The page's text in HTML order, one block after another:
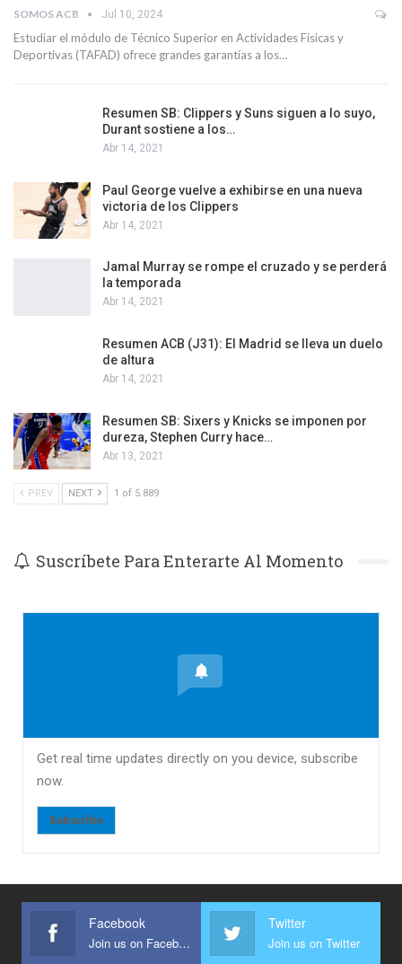
SOMOS ACB Jul 10, 2024
Estudiar el módulo de Técnico Superior en Actividades Físicas y
Deportivas (TAFAD) ofrece grandes garantías a los…
Resumen SB: Clippers y Suns siguen a lo suyo,
Durant sostiene a los…
Abr 14, 2021
Paul George vuelve a exhibirse en una nueva
victoria de los Clippers
Abr 14, 2021
Jamal Murray se rompe el cruzado y se perderá
la temporada
Abr 14, 2021
Resumen ACB (J31): El Madrid se lleva un duelo
de altura
Abr 14, 2021
Resumen SB: Sixers y Knicks se imponen por
dureza, Stephen Curry hace…
Abr 13, 2021
PREV NEXT 1 of 5.889
Suscríbete Para Enterarte Al Momento
Get real time updates directly on you device, subscribe
now.
Subscribe
Facebook
Join us on Facebook
Twitter
Join us on Twitter